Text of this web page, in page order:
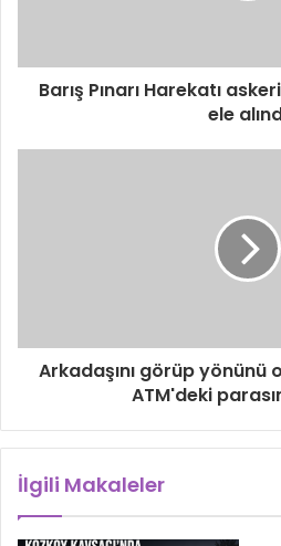
Barış Pınarı Harekatı
ele
Arkadaşını görüp
ATM'deki
İlgili Makaleler